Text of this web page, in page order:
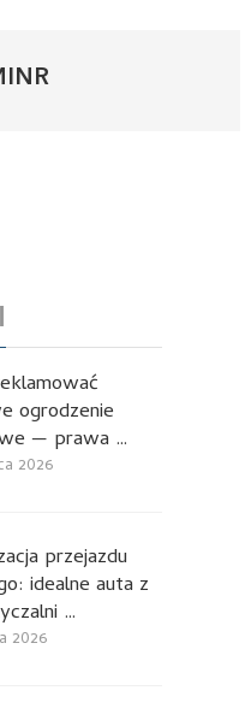
ogrodzenie
— prawa …
2026
przejazdu
idealne auta z
…
2026